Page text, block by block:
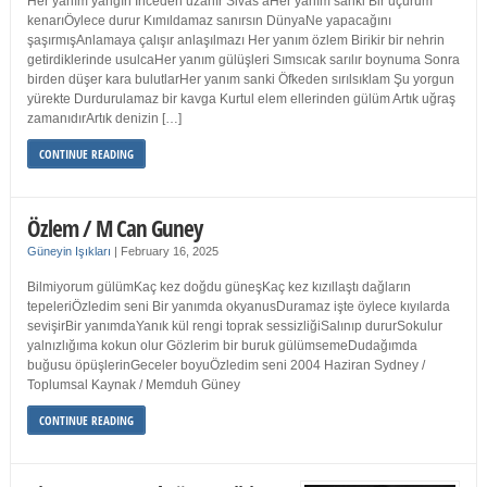
kenarıÖylece durur Kımıldamaz sanırsın DünyaNe yapacağını
şaşırmışAnlamaya çalışır anlaşılmazı Her yanım özlem Birikir bir nehrin
getirdiklerinde usulcaHer yanım gülüşleri Sımsıcak sarılır boynuma Sonra
birden düşer kara bulutlarHer yanım sanki Öfkeden sırılsıklam Şu yorgun
yürekte Durdurulamaz bir kavga Kurtul elem ellerinden gülüm Artık uğraş
zamanıdırArtık denizin […]
CONTINUE READING
Özlem / M Can Guney
Güneyin Işıkları | February 16, 2025
Bilmiyorum gülümKaç kez doğdu güneşKaç kez kızıllaştı dağların
tepeleriÖzledim seni Bir yanımda okyanusDuramaz işte öylece kıyılarda
sevişirBir yanımdaYanık kül rengi toprak sessizliğiSalınıp dururSokulur
yalnızlığıma kokun olur Gözlerim bir buruk gülümsemeDudağımda
buğusu öpüşlerinGeceler boyuÖzledim seni 2004 Haziran Sydney /
Toplumsal Kaynak / Memduh Güney
CONTINUE READING